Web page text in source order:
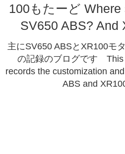
100もたーど
SV650 ABS? And
主にSV650 ABSとXR100モ
の記録のブログです This
records the customization
ABS and